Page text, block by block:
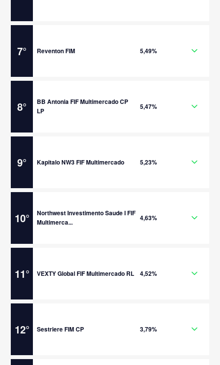
7° Reventon FIM 5,49%
8°
BB Antonia FIF Multimercado CP
LP
5,47%
9° Kapitalo NW3 FIF Multimercado 5,23%
10°
Northwest Investimento Saude I FIF
Multimerca...
4,63%
11° VEXTY Global FIF Multimercado RL 4,52%
12° Sestriere FIM CP 3,79%